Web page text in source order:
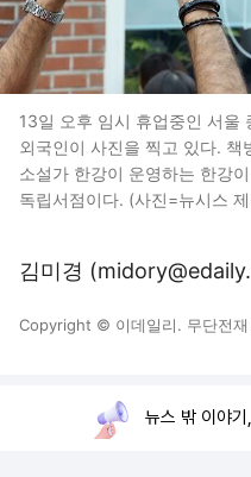
13일 오후 임시 휴업중인 서울
외국인이 사진을 찍고 있다.
소설가 한강이 운영하는 한강
독립서점이다. (사진=뉴시스
김미경
Copyright © 이데일리. 무단전재
뉴스 밖 이야기